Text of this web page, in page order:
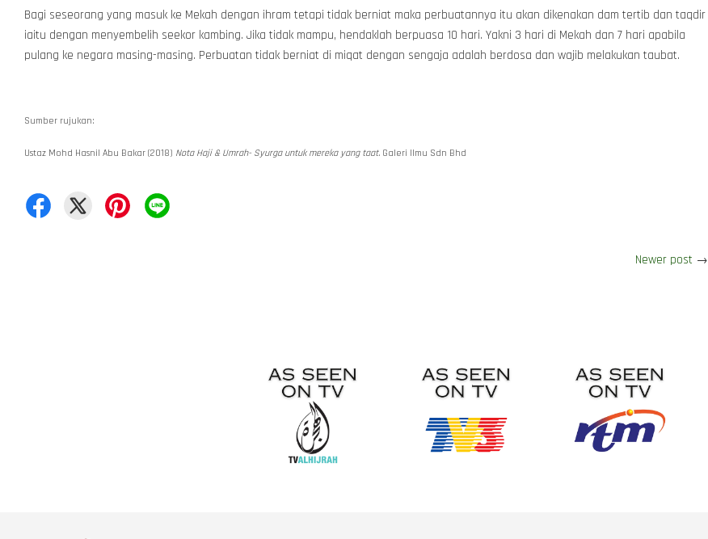
Bagi seseorang yang masuk ke Mekah dengan ihram tetapi tidak berniat maka perbuatannya itu akan dikenakan dam tertib dan taqdir
iaitu dengan menyembelih seekor kambing. Jika tidak mampu, hendaklah berpuasa 10 hari. Yakni 3 hari di Mekah dan 7 hari apabila
pulang ke negara masing-masing. Perbuatan tidak berniat di miqat dengan sengaja adalah berdosa dan wajib melakukan taubat.
Sumber rujukan:
Ustaz Mohd Hasnil Abu Bakar (2018) Nota Haji & Umrah- Syurga untuk mereka yang taat. Galeri Ilmu Sdn Bhd
Newer post →